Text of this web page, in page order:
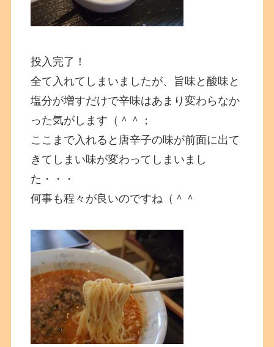
投入完了！
全て入れてしまいましたが、旨味と酸味と
塩分が増すだけで辛味はあまり変わらなか
った気がします（＾＾；
ここまで入れると唐辛子の味が前面に出て
きてしまい味が変わってしまいまし
た・・・
何事も程々が良いのですね（＾＾